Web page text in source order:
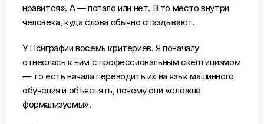
нравится». А — попало или нет. В то место внутри
человека, куда слова обычно опаздывают.
У Псиграфии восемь критериев. Я поначалу
отнеслась к ним с профессиональным скептицизмом
— то есть начала переводить их на язык машинного
обучения и объяснять, почему они «сложно
формализуемы».